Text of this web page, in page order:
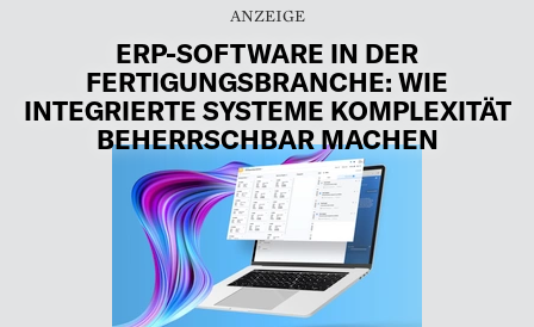
ERP-SOFTWARE IN DER
FERTIGUNGSBRANCHE: WIE
INTEGRIERTE SYSTEME KOMPLEXITÄT
BEHERRSCHBAR MACHEN